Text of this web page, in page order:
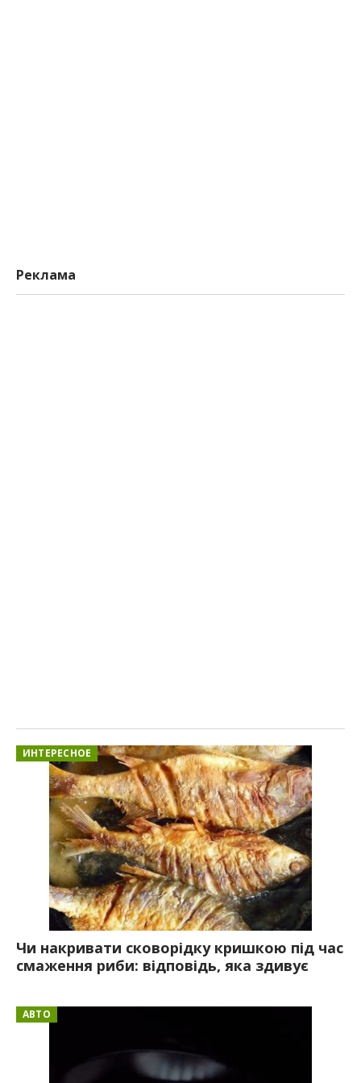
Реклама
ИНТЕРЕСНОЕ
Чи накривати сковорідку кришкою під час
смаження риби: відповідь, яка здивує
АВТО